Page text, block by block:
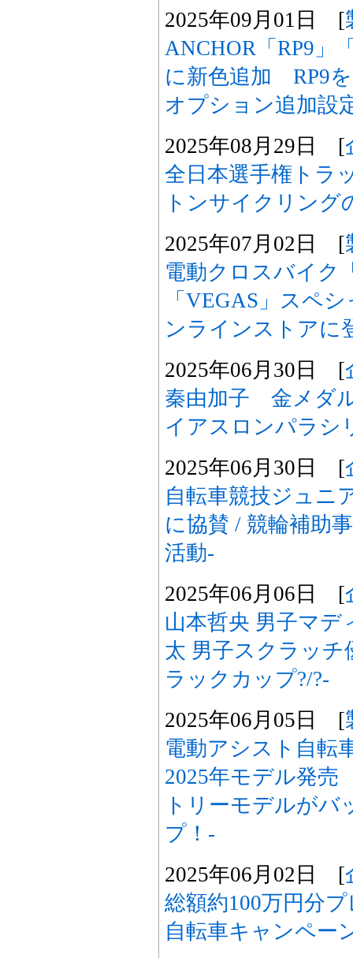
2025年09月01日 [
ANCHOR「RP9」
に新色追加 RP9
オプション追加設
2025年08月29日 [
全日本選手権ト
トンサイクリング
2025年07月02日 [
電動クロスバイク
「VEGAS」スペ
ンラインストアに
2025年06月30日 [
秦由加子 金メダ
イアスロンパラシ
2025年06月30日 [
自転車競技ジュニ
に協賛 / 競輪補助
活動-
2025年06月06日 [
山本哲央 男子マデ
太 男子スクラッチ
ラックカップ?/?-
2025年06月05日 [
電動アシスト自転
2025年モデル発
トリーモデルがバ
プ！-
2025年06月02日 [
総額約100万円分
自転車キャンペー